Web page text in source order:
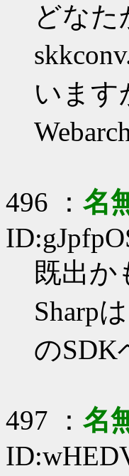
どなた
います
496 ： 名
既出か
Sharp
のSDK
497 ： 名